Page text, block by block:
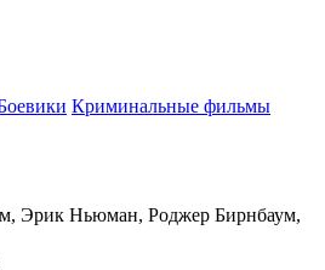
Криминальные фильмы
Эрик Ньюман, Роджер Бирнбаум,